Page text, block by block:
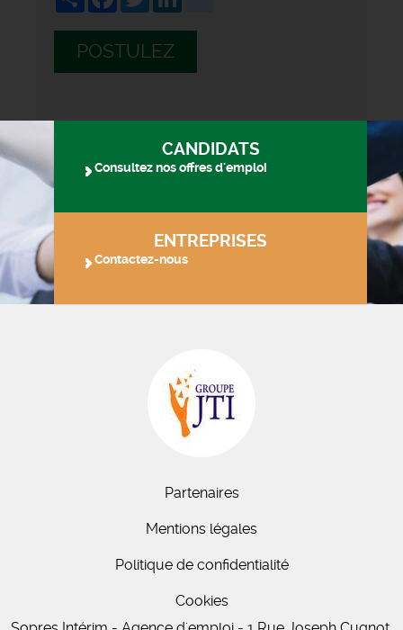
POSTULEZ
CANDIDATS
Consultez nos offres d'emploi
ENTREPRISES
Contactez-nous
Partenaires
Mentions légales
Politique de confidentialité
Cookies